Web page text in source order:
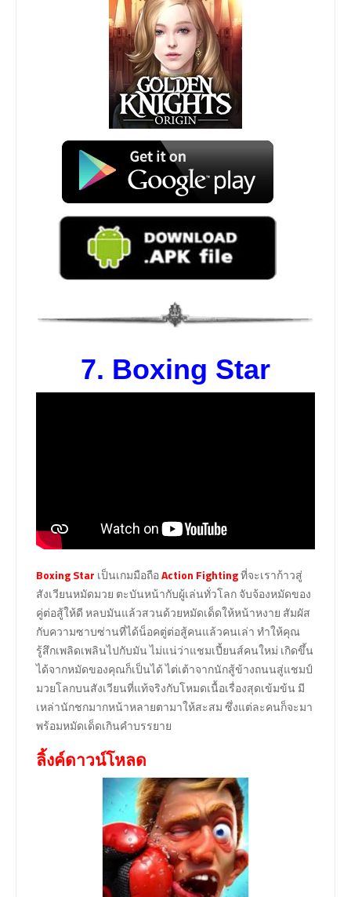
7. Boxing Star
Boxing Star เป็นเกมมือถือAction Fightingที่จะเราก้าวสู่
สังเวียนหมัดมวย ตะบันหน้ากับผู้เล่นทั่วโลก จับจ้องหมัดของ
คู่ต่อสู้ให้ดี หลบมันแล้วสวนด้วยหมัดเด็ดให้หน้าหงาย สัมผัส
กับความซาบซ่านที่ได้น็อคตู่ต่อสู้คนแล้วคนเล่า ทำให้คุณ
รู้สึกเพลิดเพลินไปกับมัน ไม่แน่ว่าแชมเปี้ยนส์คนใหม่ เกิดขึ้น
ได้จากหมัดของคุณก็เป็นได้ ไต่เต้าจากนักสู้ข้างถนนสู่แชมป์
มวยโลกบนสังเวียนที่แท้จริงกับโหมดเนื้อเรื่องสุดเข้มข้น มี
เหล่านักชกมากหน้าหลายตามาให้สะสม ซึ่งแต่ละคนก็จะมา
พร้อมหมัดเด็ดเกินคำบรรยาย
ลิ้งค์ดาวน์โหลด